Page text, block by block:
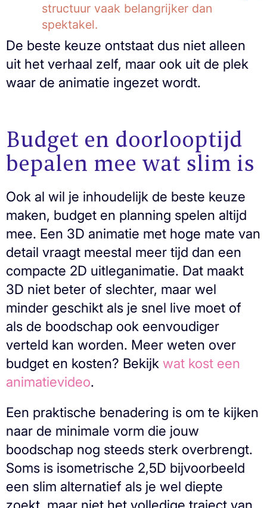
structuur vaak belangrijker dan
spektakel.
De beste keuze ontstaat dus niet alleen
uit het verhaal zelf, maar ook uit de plek
waar de animatie ingezet wordt.
Budget en doorlooptijd
bepalen mee wat slim is
Ook al wil je inhoudelijk de beste keuze
maken, budget en planning spelen altijd
mee. Een 3D animatie met hoge mate van
detail vraagt meestal meer tijd dan een
compacte 2D uitleganimatie. Dat maakt
3D niet beter of slechter, maar wel
minder geschikt als je snel live moet of
als de boodschap ook eenvoudiger
verteld kan worden. Meer weten over
budget en kosten? Bekijk wat kost een
animatievideo.
Een praktische benadering is om te kijken
naar de minimale vorm die jouw
boodschap nog steeds sterk overbrengt.
Soms is isometrische 2,5D bijvoorbeeld
een slim alternatief als je wel diepte
zoekt, maar niet het volledige traject van